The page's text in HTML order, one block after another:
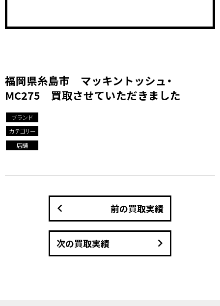
福岡県糸島市 マッキントッシュ・
MC275 買取させていただきました
ブランド
カテゴリー
店舗
前の買取実績
keyboard_arrow_left
次の買取実績 keyboard_arrow_right